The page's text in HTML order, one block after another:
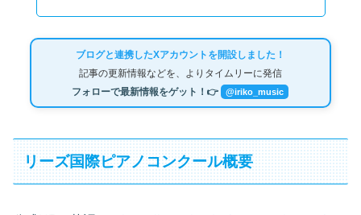
ブログと連携したXアカウントを開設しました！
記事の更新情報などを、よりタイムリーに発信
フォローで最新情報をゲット！👉
@iriko_music
リーズ国際ピアノコンクール概要